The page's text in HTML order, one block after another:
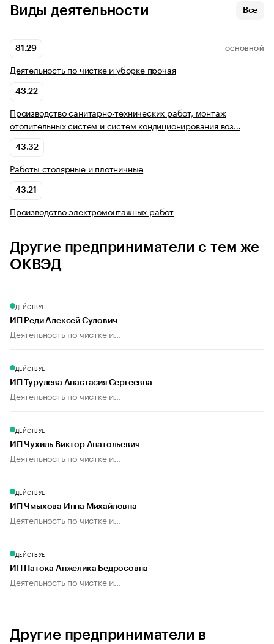
Виды деятельности Все
81.29 ОСНОВНОЙ
Деятельность по чистке и уборке прочая
43.22
Производство санитарно-технических работ, монтаж
отопительных систем и систем кондиционирования воз…
43.32
Работы столярные и плотничные
43.21
Производство электромонтажных работ
Другие предприниматели с тем же
ОКВЭД
ДЕЙСТВУЕТ
ИП Реди Алексей Сулович
Деятельность по чистке и...
ДЕЙСТВУЕТ
ИП Турулева Анастасия Сергеевна
Деятельность по чистке и...
ДЕЙСТВУЕТ
ИП Чухиль Виктор Анатольевич
Деятельность по чистке и...
ДЕЙСТВУЕТ
ИП Чмыхова Инна Михайловна
Деятельность по чистке и...
ДЕЙСТВУЕТ
ИП Патока Анжелика Бедросовна
Деятельность по чистке и...
Другие предприниматели в